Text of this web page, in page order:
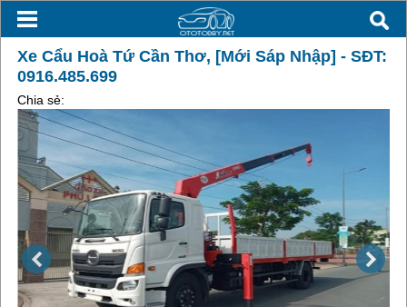
Xe Cẩu Hoà Tứ Cần Thơ, [Mới Sáp Nhập] - SĐT:
0916.485.699
Chia sẻ: